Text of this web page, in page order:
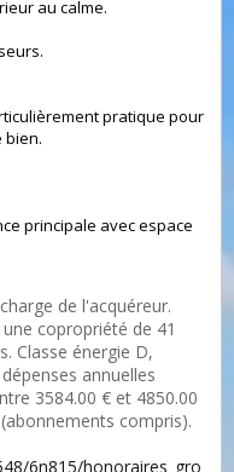
au calme.
pratique pour
bien.
principale avec espace
de l'acquéreur.
copropriété de 41
Classe énergie D,
annuelles
3584.00 € et 4850.00
compris).
6n815/honoraires_gro